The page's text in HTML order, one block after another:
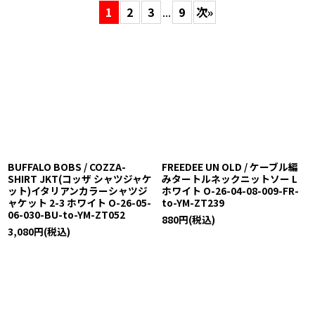
1 2 3 ... 9 次»
BUFFALO BOBS / COZZA-
SHIRT JKT(コッザ シャツジャケ
ット)イタリアンカラーシャツジ
ャケット 2-3 ホワイト O-26-05-
06-030-BU-to-YM-ZT052
3,080円(税込)
FREEDEE UN OLD / ケーブル編
みタートルネックニットソー L
ホワイト O-26-04-08-009-FR-
to-YM-ZT239
880円(税込)